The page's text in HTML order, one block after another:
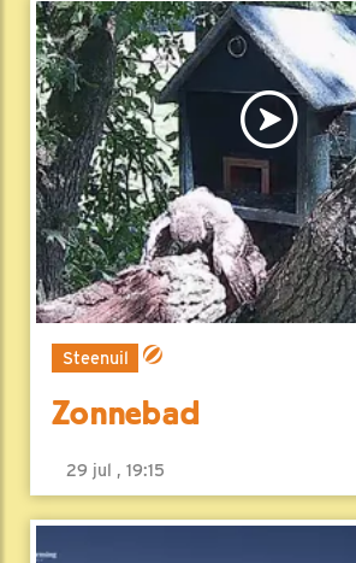
Steenuil
Zonnebad
29 jul , 19:15